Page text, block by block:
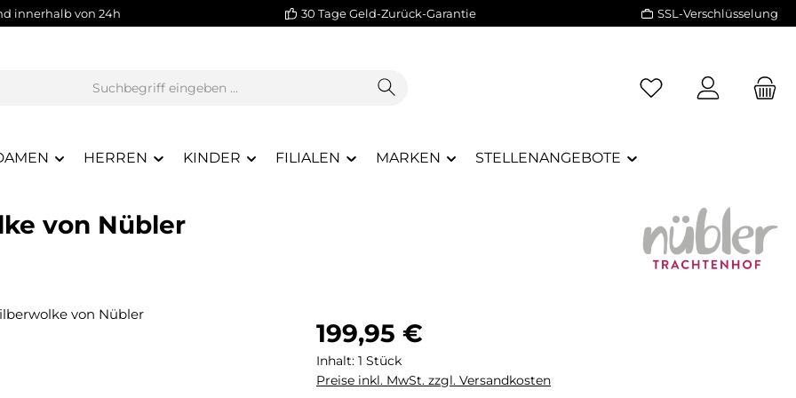
innerhalb von 24h 30 Tage Geld-Zurück-Garantie SSL-Verschlüsselung
HERREN KINDER FILIALEN MARKEN STELLENANGEBOTE
von Nübler
Regulärer Preis:
199,95 €
Inhalt: 1 Stück
Preise inkl. MwSt. zzgl. Versandkosten